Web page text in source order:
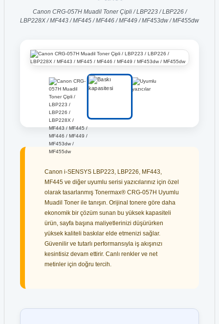
Canon CRG-057H Muadil Toner Çipli / LBP223 / LBP226 /
LBP228X / MF443 / MF445 / MF446 / MF449 / MF453dw / MF455dw
Canon i-SENSYS LBP223, LBP226, MF443,
MF445 ve diğer uyumlu serisi yazıcılarınız için özel
olarak tasarlanmış Tonermax® CRG-057H Uyumlu
Muadil Toner ile tanışın. Orijinal tonere göre daha
ekonomik bir çözüm sunan bu yüksek kapasiteli
ürün, sayfa başına maliyetlerinizi düşürürken
yüksek kaliteli baskılar elde etmenizi sağlar.
Güvenilir ve tutarlı performansıyla iş akışınızı
kesintisiz devam ettirir. Canlı renkler ve net
metinler için doğru tercih.